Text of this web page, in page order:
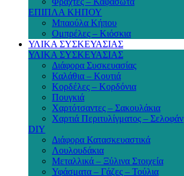
ΕΠΙΠΛΑ ΚΗΠΟΥ
Μπαούλα Κήπου
Ομπρέλες – Κιόσκια
ΥΛΙΚΑ ΣΥΣΚΕΥΑΣΙΑΣ
ΥΛΙΚΑ ΣΥΣΚΕΥΑΣΙΑΣ
Διάφορα Συσκευασίας
Καλάθια – Κουτιά
Κορδέλες – Κορδόνια
Πουγκιά
Χαρτότσαντες – Σακουλάκια
Χαρτιά Περιτυλίγματος – Σελοφάν
DIY
Διάφορα Κατασκευαστικά
Λουλουδάκια
Μεταλλικά – Ξύλινα Στοιχεία
Υφάσματα – Γάζες – Τούλια